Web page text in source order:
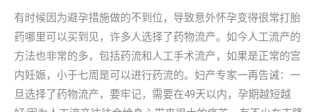
有时候因为避孕措施做的不到位，导致意外怀孕变得很常打胎
药哪里可以买到见，许多人选择了药物流产。如今人工流产的
方法也非常的多，包括药流和人工手术流产，如果是正常的宫
内妊娠，小于七周是可以进行药流的。妇产专家一再告诫：一
旦选择了药物流产，要牢记，需要在49天以内，孕期越短越